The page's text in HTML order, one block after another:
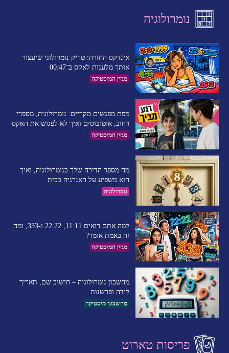
נומרולוגיה
אינדקס החזרה: טריק נומרולוגי שיעצור
אותך מלענות לאקס ב־00:47
מגזין המיסטיקה
מפת מפגשים מקריים: נומרולוגיה, מספרי
רחוב, אוטובוסים ואיך לא לפגוש את האקס
מגזין המיסטיקה
מה מספר הדירה שלך בנומרולוגיה, ואיך
הוא משפיע על האנרגיה בבית
נומרולוגיה
למה אתם רואים 11:11, 22:22 ו-333, ומה
זה באמת אומר?
מגזין המיסטיקה
מחשבון נומרולוגיה – חישוב שם, תאריך
לידה ופרשנות
מחשבוני מיסטיקה
פריסות טארוט